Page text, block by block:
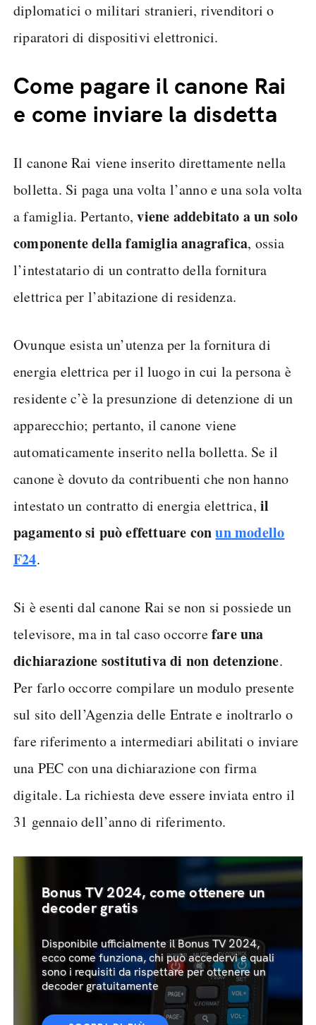
diplomatici o militari stranieri, rivenditori o
riparatori di dispositivi elettronici.
Come pagare il canone Rai
e come inviare la disdetta
Il canone Rai viene inserito direttamente nella
bolletta. Si paga una volta l’anno e una sola volta
a famiglia. Pertanto,viene addebitato a un solo
componente della famiglia anagrafica, ossia
l’intestatario di un contratto della fornitura
elettrica per l’abitazione di residenza.
Ovunque esista un’utenza per la fornitura di
energia elettrica per il luogo in cui la persona è
residente c’è la presunzione di detenzione di un
apparecchio; pertanto, il canone viene
automaticamente inserito nella bolletta. Se il
canone è dovuto da contribuenti che non hanno
intestato un contratto di energia elettrica,il
pagamento si può effettuare conun modello
F24.
Si è esenti dal canone Rai se non si possiede un
televisore, ma in tal caso occorrefare una
dichiarazione sostitutiva di non detenzione.
Per farlo occorre compilare un modulo presente
sul sito dell’Agenzia delle Entrate e inoltrarlo o
fare riferimento a intermediari abilitati o inviare
una PEC con una dichiarazione con firma
digitale. La richiesta deve essere inviata entro il
31 gennaio dell’anno di riferimento.
Bonus TV 2024, come ottenere un
decoder gratis
Disponibile ufficialmente il Bonus TV 2024,
ecco come funziona, chi può accedervi e quali
sono i requisiti da rispettare per ottenere un
decoder gratuitamente